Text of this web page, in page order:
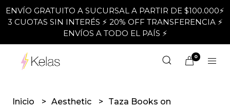
ENVÍO GRATUITO A SUCURSAL A PARTIR DE $100.000⚡
3 CUOTAS SIN INTERÉS ⚡ 20% OFF TRANSFERENCIA ⚡
ENVÍOS A TODO EL PAÍS ⚡
0
Inicio Aesthetic Taza Books on